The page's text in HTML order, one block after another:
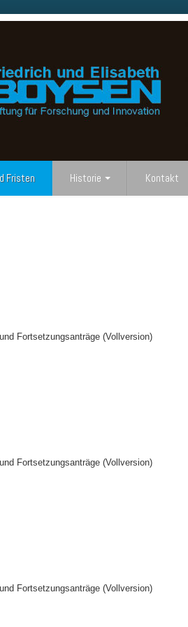
Fristen Historie Kontakt
Fortsetzungsanträge (Vollversion)
Fortsetzungsanträge (Vollversion)
Fortsetzungsanträge (Vollversion)